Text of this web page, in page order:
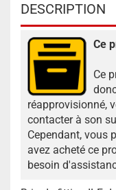
DESCRIPTION
Ce
Ce
réapprovisionné,
contacter à son
Cependant, vous
avez acheté ce
besoin